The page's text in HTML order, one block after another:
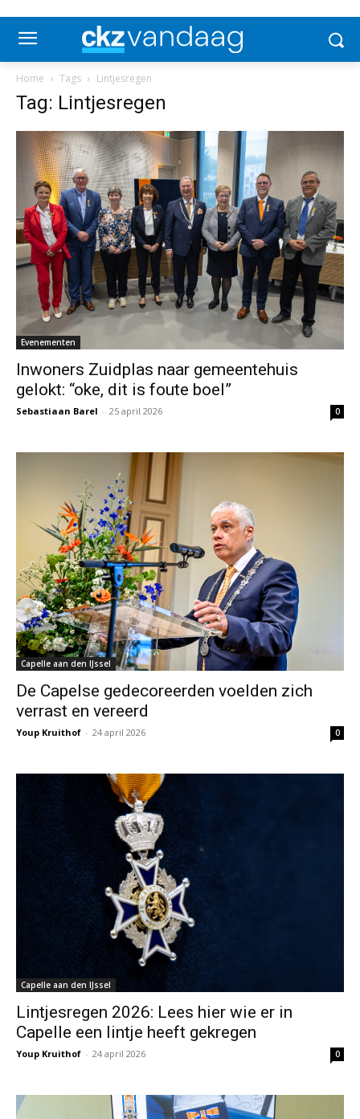
Home Tags Lintjesregen
Tag: Lintjesregen
Evenementen
Inwoners Zuidplas naar gemeentehuis
gelokt: “oke, dit is foute boel”
Sebastiaan Barel - 25 april 2026 0
Capelle aan den IJssel
De Capelse gedecoreerden voelden zich
verrast en vereerd
Youp Kruithof - 24 april 2026 0
Capelle aan den IJssel
Lintjesregen 2026: Lees hier wie er in
Capelle een lintje heeft gekregen
Youp Kruithof - 24 april 2026 0